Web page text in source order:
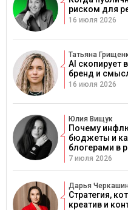
риском для
16 июля 2026
Татьяна
AI скопирует
бренд и
16 июля 2026
Юлия Вищук
Почему
бюджеты и
блогерами в
7 июля 2026
Дарья
Стратегия,
креатив и